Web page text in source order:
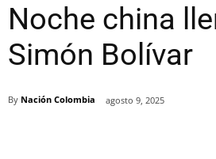
Noche china
Simón Bolívar
By Nación Colombia agosto 9, 2025